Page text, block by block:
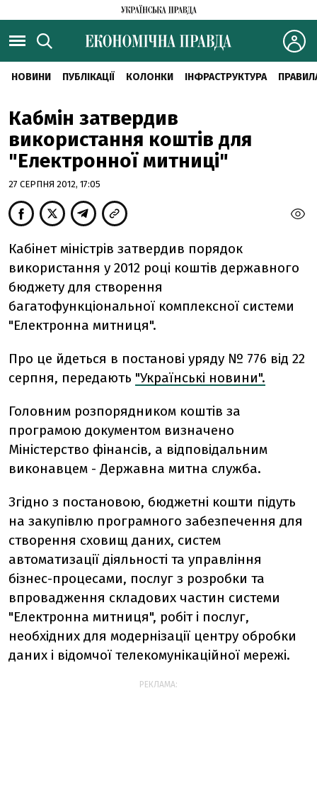
НОВИНИ ПУБЛІКАЦІЇ КОЛОНКИ ІНФРАСТРУКТУРА
Кабмін затвердив
використання коштів для
"Електронної митниці"
27 СЕРПНЯ 2012, 17:05
Кабінет міністрів затвердив порядок
використання у 2012 році коштів державного
бюджету для створення
багатофункціональної комплексної системи
"Електронна митниця".
Про це йдеться в постанові уряду № 776 від 22
серпня, передають "Українські новини".
Головним розпорядником коштів за
програмою документом визначено
Міністерство фінансів, а відповідальним
виконавцем - Державна митна служба.
Згідно з постановою, бюджетні кошти підуть
на закупівлю програмного забезпечення для
створення сховищ даних, систем
автоматизації діяльності та управління
бізнес-процесами, послуг з розробки та
впровадження складових частин системи
"Електронна митниця", робіт і послуг,
необхідних для модернізації центру обробки
даних і відомчої телекомунікаційної мережі.
РЕКЛАМА: